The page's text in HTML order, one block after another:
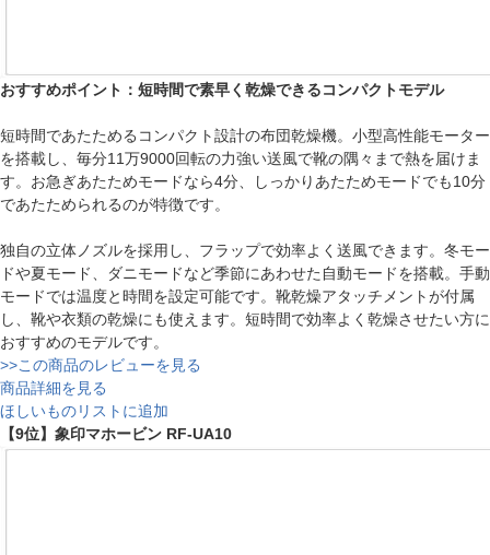
おすすめポイント：短時間で素早く乾燥できるコンパクトモデル
短時間であたためるコンパクト設計の布団乾燥機。小型高性能モーター
を搭載し、毎分11万9000回転の力強い送風で靴の隅々まで熱を届けま
す。お急ぎあたためモードなら4分、しっかりあたためモードでも10分
であたためられるのが特徴です。
独自の立体ノズルを採用し、フラップで効率よく送風できます。冬モー
ドや夏モード、ダニモードなど季節にあわせた自動モードを搭載。手動
モードでは温度と時間を設定可能です。靴乾燥アタッチメントが付属
し、靴や衣類の乾燥にも使えます。短時間で効率よく乾燥させたい方に
おすすめのモデルです。
>>この商品のレビューを見る
商品詳細を見る
ほしいものリストに追加
【9位】象印マホービン RF-UA10